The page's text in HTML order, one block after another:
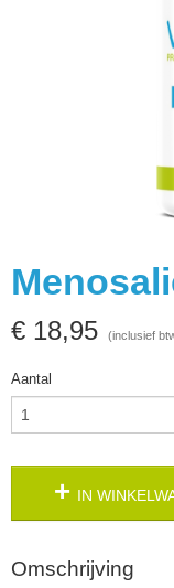
€ 18,95 (inclusief
Aantal
IN
Omschrijving